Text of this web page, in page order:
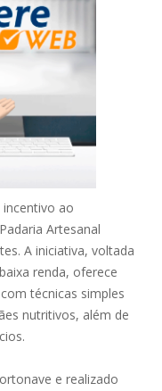
ao
Artesanal
A iniciativa, voltada
renda, oferece
técnicas simples
nutritivos, além de
e realizado